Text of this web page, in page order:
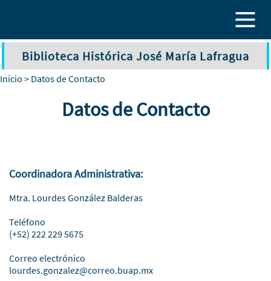
Biblioteca Histórica José María Lafragua
Inicio > Datos de Contacto
Datos de Contacto
Coordinadora Administrativa:
Mtra. Lourdes González Balderas
Teléfono
(+52) 222 229 5675
Correo electrónico
lourdes.gonzalez@correo.buap.mx